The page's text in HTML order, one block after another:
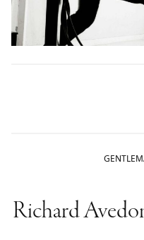
Richard